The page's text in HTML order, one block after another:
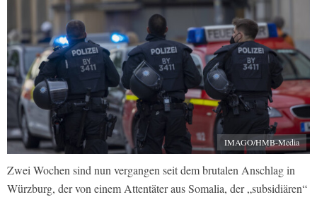
IMAGO/HMB-Media
Zwei Wochen sind nun vergangen seit dem brutalen Anschlag in
Würzburg, der von einem Attentäter aus Somalia, der „subsidiären“